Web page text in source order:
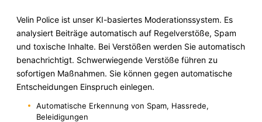
Velin Police ist unser KI-basiertes Moderationssystem. Es
analysiert Beiträge automatisch auf Regelverstöße, Spam
und toxische Inhalte. Bei Verstößen werden Sie automatisch
benachrichtigt. Schwerwiegende Verstöße führen zu
sofortigen Maßnahmen. Sie können gegen automatische
Entscheidungen Einspruch einlegen.
Automatische Erkennung von Spam, Hassrede,
Beleidigungen